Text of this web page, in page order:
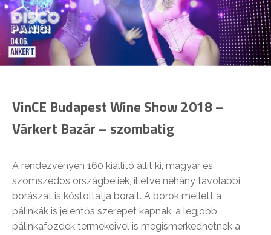
VinCE Budapest Wine Show 2018 –
Várkert Bazár – szombatig
A rendezvényen 160 kiállító állít ki, magyar és
szomszédos országbeliek, illetve néhány távolabbi
borászat is kóstoltatja borait. A borok mellett a
pálinkák is jelentős szerepet kapnak, a legjobb
pálinkafőzdék termékeivel is megismerkedhetnek a